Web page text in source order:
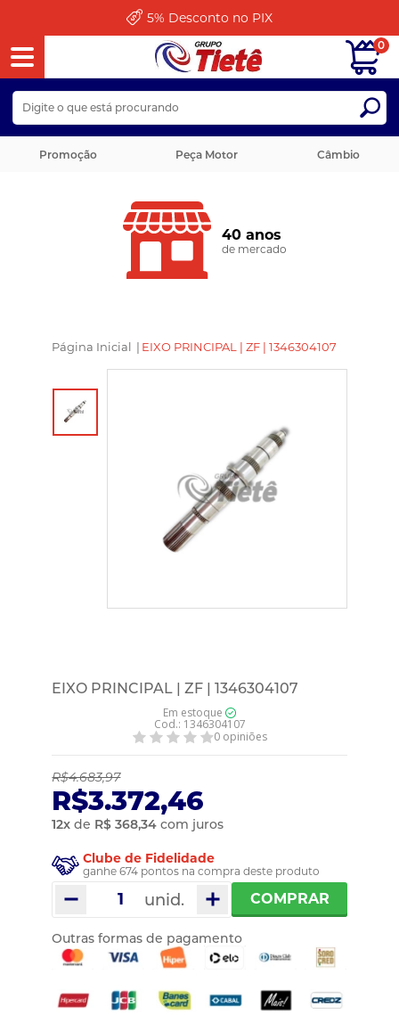
5% Desconto no PIX
Promoção Peça Motor Câmbio
0
40 anos
de mercado
Página Inicial | EIXO PRINCIPAL | ZF | 1346304107
EIXO PRINCIPAL | ZF | 1346304107
Em estoque
Cod.: 1346304107
0 opiniões
R$4.683,97
R$3.372,46
12x de R$ 368,34 com juros
Clube de Fidelidade
ganhe 674 pontos na compra deste produto
unid. COMPRAR
Outras formas de pagamento